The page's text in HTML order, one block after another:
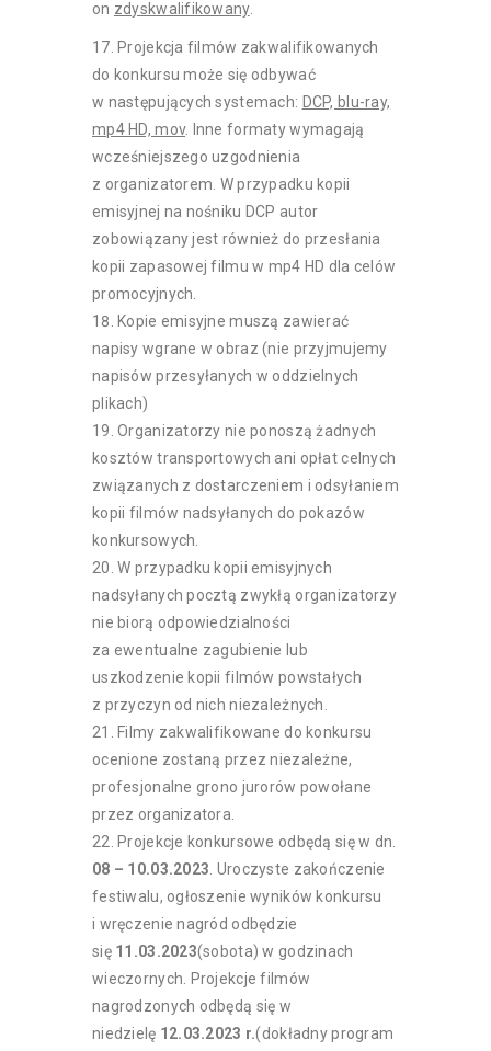
on zdyskwalifikowany.
Projekcja filmów zakwalifikowanych
do konkursu może się odbywać
w następujących systemach: DCP, blu-ray,
mp4 HD, mov. Inne formaty wymagają
wcześniejszego uzgodnienia
z organizatorem. W przypadku kopii
emisyjnej na nośniku DCP autor
zobowiązany jest również do przesłania
kopii zapasowej filmu w mp4 HD dla celów
promocyjnych.
Kopie emisyjne muszą zawierać
napisy wgrane w obraz (nie przyjmujemy
napisów przesyłanych w oddzielnych
plikach)
Organizatorzy nie ponoszą żadnych
kosztów transportowych ani opłat celnych
związanych z dostarczeniem i odsyłaniem
kopii filmów nadsyłanych do pokazów
konkursowych.
W przypadku kopii emisyjnych
nadsyłanych pocztą zwykłą organizatorzy
nie biorą odpowiedzialności
za ewentualne zagubienie lub
uszkodzenie kopii filmów powstałych
z przyczyn od nich niezależnych.
Filmy zakwalifikowane do konkursu
ocenione zostaną przez niezależne,
profesjonalne grono jurorów powołane
przez organizatora.
Projekcje konkursowe odbędą się w dn.
08 – 10.03.2023 . Uroczyste zakończenie
festiwalu, ogłoszenie wyników konkursu
i wręczenie nagród odbędzie
się 11.03.2023(sobota) w godzinach
wieczornych. Projekcje filmów
nagrodzonych odbędą się w
niedzielę 12.03.2023 r.(dokładny program